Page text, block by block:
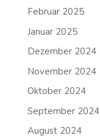
Februar 2025
Januar 2025
Dezember 2024
November 2024
Oktober 2024
September 2024
August 2024